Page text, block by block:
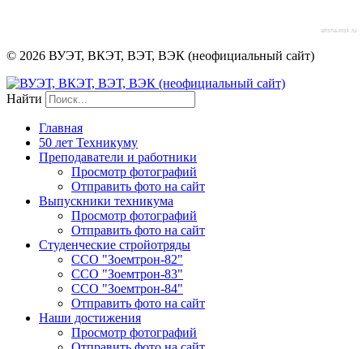
afisha-msk.ru
© 2026 ВУЭТ, ВКЭТ, ВЭТ, ВЭК (неофициальный сайт)
Найти
Главная
50 лет Техникуму
Преподаватели и работники
Просмотр фотографий
Отправить фото на сайт
Выпускники техникума
Просмотр фотографий
Отправить фото на сайт
Студенческие стройотряды
ССО "Зоемтрон-82"
ССО "Зоемтрон-83"
ССО "Зоемтрон-84"
Отправить фото на сайт
Наши достижения
Просмотр фотографий